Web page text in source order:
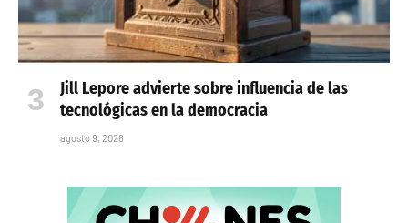
Jill Lepore advierte sobre influencia de las
tecnológicas en la democracia
agosto 9, 2026